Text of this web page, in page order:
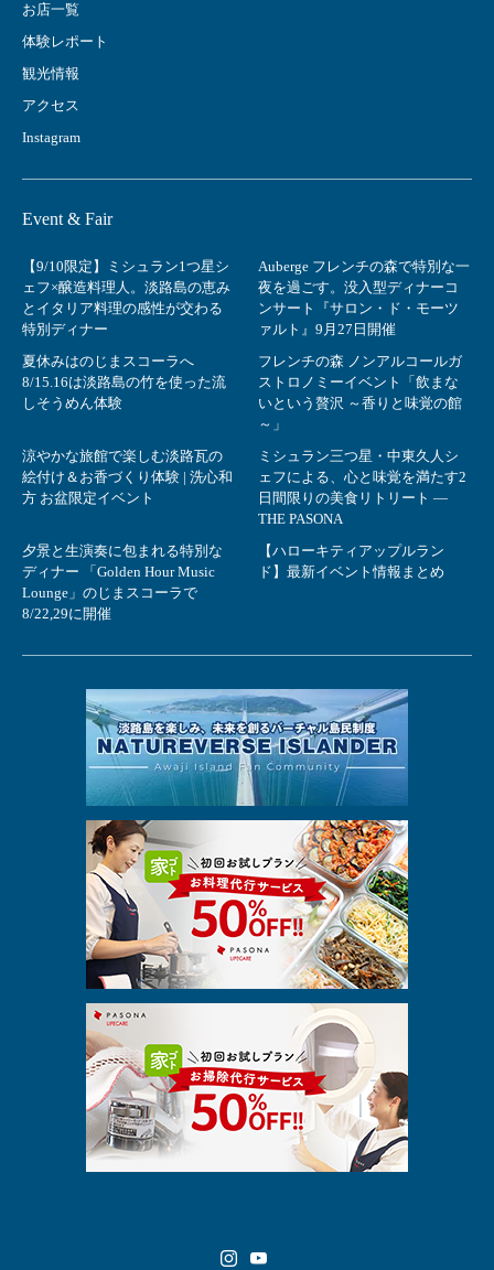
お店一覧
体験レポート
観光情報
アクセス
Instagram
Event & Fair
【9/10限定】ミシュラン1つ星シ
ェフ×醸造料理人。淡路島の恵み
とイタリア料理の感性が交わる
特別ディナー
Auberge フレンチの森で特別な一
夜を過ごす。没入型ディナーコ
ンサート『サロン・ド・モーツ
ァルト』9月27日開催
夏休みはのじまスコーラへ
8/15.16は淡路島の竹を使った流
しそうめん体験
フレンチの森 ノンアルコールガ
ストロノミーイベント「飲まな
いという贅沢 ～香りと味覚の館
～」
涼やかな旅館で楽しむ淡路瓦の
絵付け＆お香づくり体験 | 洗心和
方 お盆限定イベント
ミシュラン三つ星・中東久人シ
ェフによる、心と味覚を満たす2
日間限りの美食リトリート ―
THE PASONA
夕景と生演奏に包まれる特別な
ディナー 「Golden Hour Music
Lounge」のじまスコーラで
8/22,29に開催
【ハローキティアップルラン
ド】最新イベント情報まとめ